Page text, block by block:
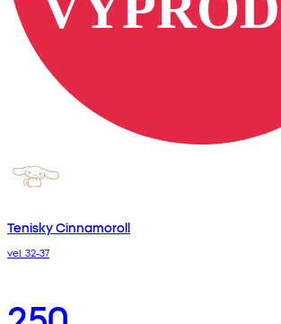
Tenisky Cinnamoroll
vel. 32-37